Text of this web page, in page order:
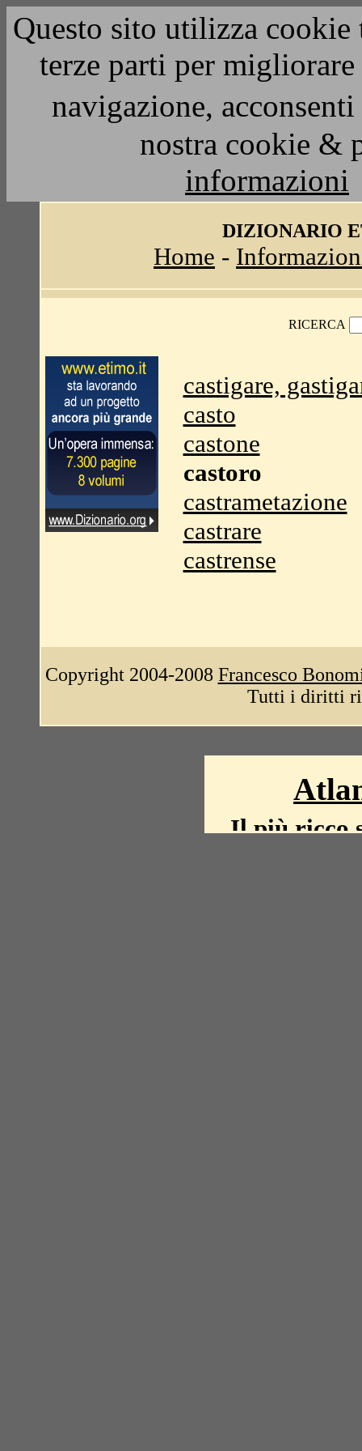
Questo sito utilizza
terze parti per
navigazione,
nostra cookie &
informazioni
DIZIONARIO
Home -
RICERCA
castigare,
casto
castone
castoro
castrametazione
castrare
castrense
Copyright 2004-2008 Francesco
Tutti i diritti
Il più ricco